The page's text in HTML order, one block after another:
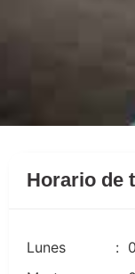
Horario de
Lunes :